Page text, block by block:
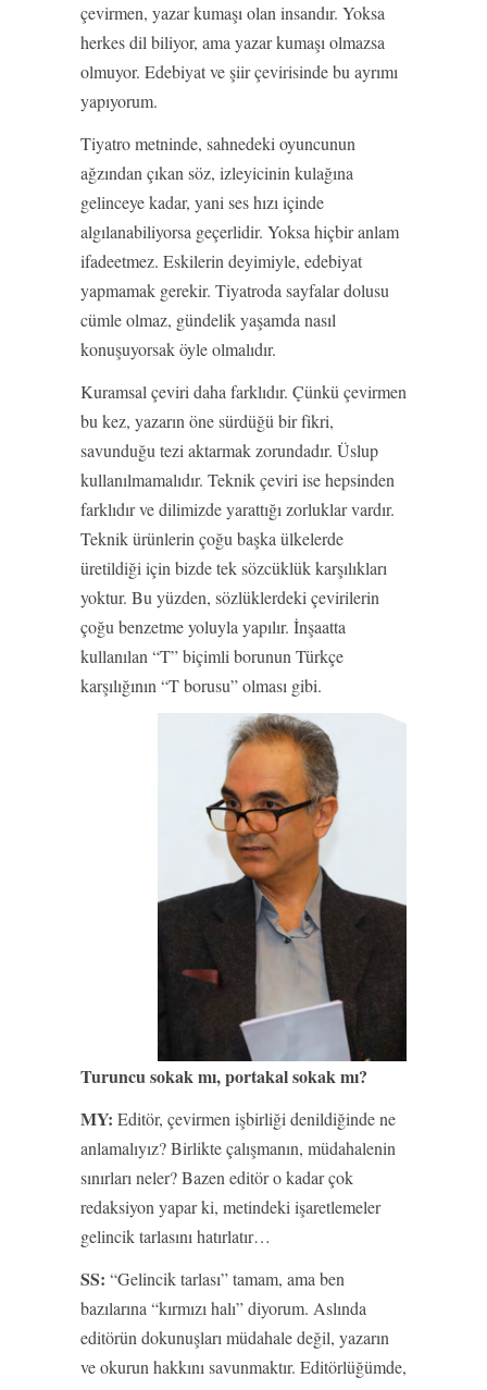
çevirmen, yazar kumaşı olan insandır. Yoksa
herkes dil biliyor, ama yazar kumaşı olmazsa
olmuyor. Edebiyat ve şiir çevirisinde bu ayrımı
yapıyorum.
Tiyatro metninde, sahnedeki oyuncunun
ağzından çıkan söz, izleyicinin kulağına
gelinceye kadar, yani ses hızı içinde
algılanabiliyorsa geçerlidir. Yoksa hiçbir anlam
ifadeetmez. Eskilerin deyimiyle, edebiyat
yapmamak gerekir. Tiyatroda sayfalar dolusu
cümle olmaz, gündelik yaşamda nasıl
konuşuyorsak öyle olmalıdır.
Kuramsal çeviri daha farklıdır. Çünkü çevirmen
bu kez, yazarın öne sürdüğü bir fikri,
savunduğu tezi aktarmak zorundadır. Üslup
kullanılmamalıdır. Teknik çeviri ise hepsinden
farklıdır ve dilimizde yarattığı zorluklar vardır.
Teknik ürünlerin çoğu başka ülkelerde
üretildiği için bizde tek sözcüklük karşılıkları
yoktur. Bu yüzden, sözlüklerdeki çevirilerin
çoğu benzetme yoluyla yapılır. İnşaatta
kullanılan “T” biçimli borunun Türkçe
karşılığının “T borusu” olması gibi.
Turuncu sokak mı, portakal sokak mı?
MY: Editör, çevirmen işbirliği denildiğinde ne
anlamalıyız? Birlikte çalışmanın, müdahalenin
sınırları neler? Bazen editör o kadar çok
redaksiyon yapar ki, metindeki işaretlemeler
gelincik tarlasını hatırlatır…
SS: “Gelincik tarlası” tamam, ama ben
bazılarına “kırmızı halı” diyorum. Aslında
editörün dokunuşları müdahale değil, yazarın
ve okurun hakkını savunmaktır. Editörlüğümde,